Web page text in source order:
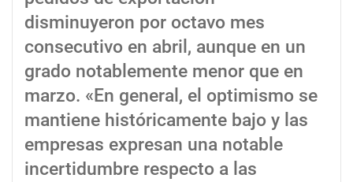
disminuyeron por octavo mes
consecutivo en abril, aunque en un
grado notablemente menor que en
marzo. «En general, el optimismo se
mantiene históricamente bajo y las
empresas expresan una notable
incertidumbre respecto a las